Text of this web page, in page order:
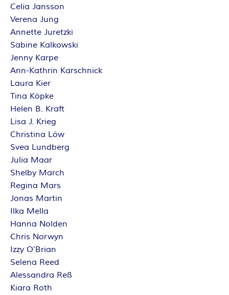
Celia Jansson
Verena Jung
Annette Juretzki
Sabine Kalkowski
Jenny Karpe
Ann-Kathrin Karschnick
Laura Kier
Tina Köpke
Helen B. Kraft
Lisa J. Krieg
Christina Löw
Svea Lundberg
Julia Maar
Shelby March
Regina Mars
Jonas Martin
Ilka Mella
Hanna Nolden
Chris Norwyn
Izzy O’Brian
Selena Reed
Alessandra Reß
Kiara Roth